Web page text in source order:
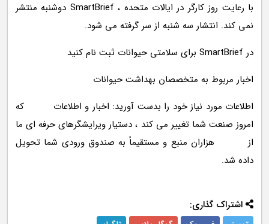
با رعایت روز کارگر در ایالات متحده ، SmartBrief دوشنبه منتشر
نمی کند. انتشار سه شنبه از سر گرفته می شود.
در SmartBrief برای سلامتی حیوانات ثبت نام کنید
اخبار مربوط به متخصصان بهداشت حیوانات
اطلاعات مورد نیاز خود را بدست آورید: اخبار و اطلاعات که
امروز صنعت شما تغییر می کند ، دستیار ویرایشگرهای حرفه ای ما
از هزاران منبع و مستقیماً به صندوق ورودی شما تحویل
داده شد.
اشتراک گذاری: